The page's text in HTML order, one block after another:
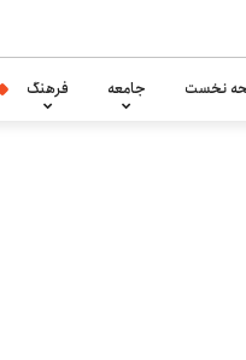
نخست جامعه فرهنگ